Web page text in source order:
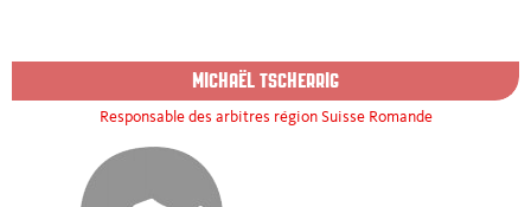
MICHAËL TSCHERRIG
Responsable des arbitres région Suisse Romande